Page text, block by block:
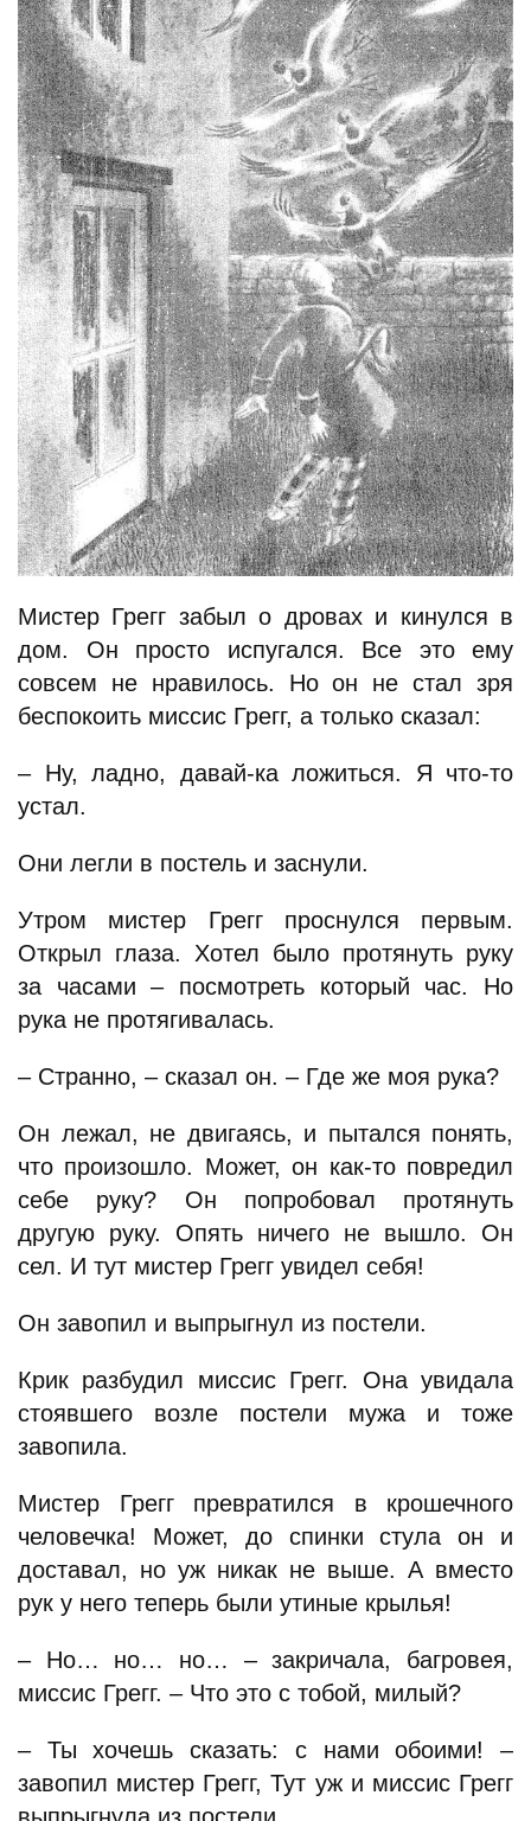
Мистер Грегг забыл о дровах и кинулся в
дом. Он просто испугался. Все это ему
совсем не нравилось. Но он не стал зря
беспокоить миссис Грегг, а только сказал:
– Ну, ладно, давай-ка ложиться. Я что-то
устал.
Они легли в постель и заснули.
Утром мистер Грегг проснулся первым.
Открыл глаза. Хотел было протянуть руку
за часами – посмотреть который час. Но
рука не протягивалась.
– Странно, – сказал он. – Где же моя рука?
Он лежал, не двигаясь, и пытался понять,
что произошло. Может, он как-то повредил
себе руку? Он попробовал протянуть
другую руку. Опять ничего не вышло. Он
сел. И тут мистер Грегг увидел себя!
Он завопил и выпрыгнул из постели.
Крик разбудил миссис Грегг. Она увидала
стоявшего возле постели мужа и тоже
завопила.
Мистер Грегг превратился в крошечного
человечка! Может, до спинки стула он и
доставал, но уж никак не выше. А вместо
рук у него теперь были утиные крылья!
– Но… но… но… – закричала, багровея,
миссис Грегг. – Что это с тобой, милый?
– Ты хочешь сказать: с нами обоими! –
завопил мистер Грегг, Тут уж и миссис Грегг